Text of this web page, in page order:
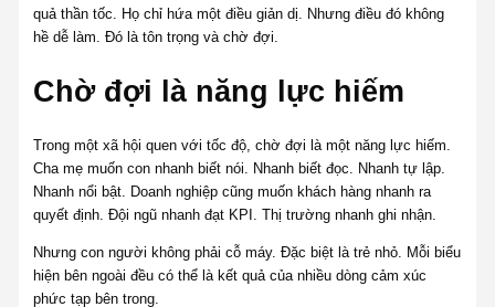
quả thần tốc. Họ chỉ hứa một điều giản dị. Nhưng điều đó không
hề dễ làm. Đó là tôn trọng và chờ đợi.
Chờ đợi là năng lực hiếm
Trong một xã hội quen với tốc độ, chờ đợi là một năng lực hiếm.
Cha mẹ muốn con nhanh biết nói. Nhanh biết đọc. Nhanh tự lập.
Nhanh nổi bật. Doanh nghiệp cũng muốn khách hàng nhanh ra
quyết định. Đội ngũ nhanh đạt KPI. Thị trường nhanh ghi nhận.
Nhưng con người không phải cỗ máy. Đặc biệt là trẻ nhỏ. Mỗi biểu
hiện bên ngoài đều có thể là kết quả của nhiều dòng cảm xúc
phức tạp bên trong.